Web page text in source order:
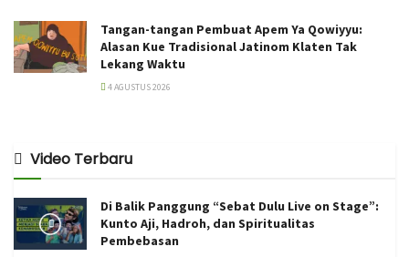
Tangan-tangan Pembuat Apem Ya Qowiyyu:
Alasan Kue Tradisional Jatinom Klaten Tak
Lekang Waktu
4 AGUSTUS 2026
Video Terbaru
Di Balik Panggung “Sebat Dulu Live on Stage”:
Kunto Aji, Hadroh, dan Spiritualitas
Pembebasan